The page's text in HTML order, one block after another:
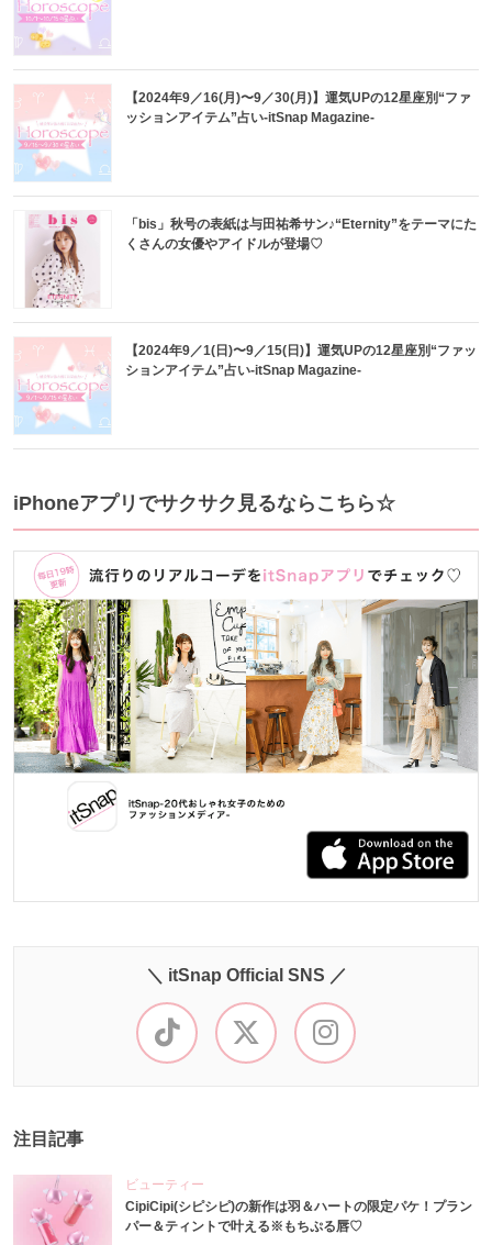
【2024年9／16(月)〜9／30(月)】運気UPの12星座別“ファ
ッションアイテム”占い-itSnap Magazine-
「bis」秋号の表紙は与田祐希サン♪“Eternity”をテーマにた
くさんの女優やアイドルが登場♡
【2024年9／1(日)〜9／15(日)】運気UPの12星座別“ファッ
ションアイテム”占い-itSnap Magazine-
iPhoneアプリでサクサク見るならこちら☆
＼ itSnap Official SNS ／
注目記事
ビューティー
CipiCipi(シピシピ)の新作は羽＆ハートの限定パケ！プラン
パー＆ティントで叶える※もちぷる唇♡